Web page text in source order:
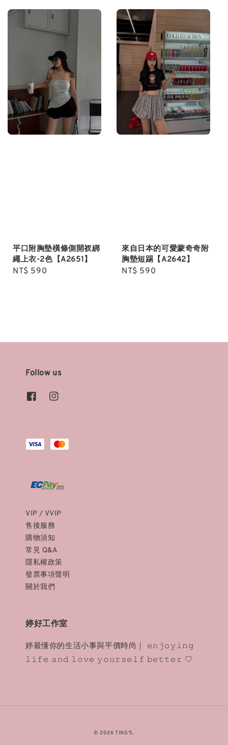
平口附胸墊橫條側開衩綁
繩上衣-2色【A2651】
Regular
NT$ 590
來自日本的可愛蒙奇奇附
胸墊短踢【A2642】
Regular
NT$ 590
Follow us
VIP / VVIP
售後服務
購物須知
常見 Q&A
隱私權政策
發票事項聲明
關於我們
婷好工作室
婷最懂你的生活小事與平價時尚｜ 𝚎𝚗𝚓𝚘𝚢𝚒𝚗𝚐
𝚕𝚒𝚏𝚎 𝚊𝚗𝚍 𝚕𝚘𝚟𝚎 𝚢𝚘𝚞𝚛𝚜𝚎𝚕𝚏 𝚋𝚎𝚝𝚝𝚎𝚛 ♡
© 2026 TING'S.